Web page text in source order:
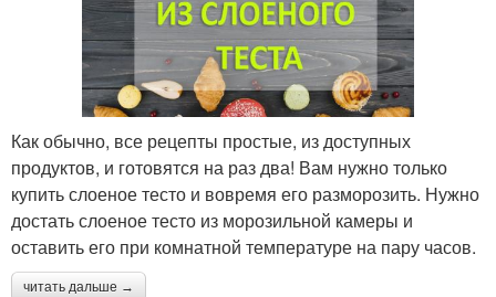
Как обычно, все рецепты простые, из доступных
продуктов, и готовятся на раз два! Вам нужно только
купить слоеное тесто и вовремя его разморозить. Нужно
достать слоеное тесто из морозильной камеры и
оставить его при комнатной температуре на пару часов.
читать дальше →